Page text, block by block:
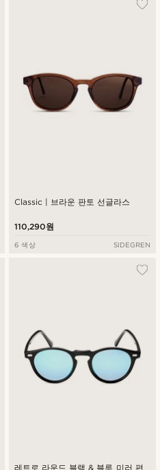
Classic | 브라운 판토 선글라스
110,290원
6 색상 SIDEGREN
레트로 라운드 블랙 & 블루 미러 편